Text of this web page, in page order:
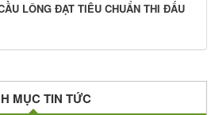
LÔNG ĐẠT TIÊU CHUẨN THI ĐẤU
MỤC TIN TỨC